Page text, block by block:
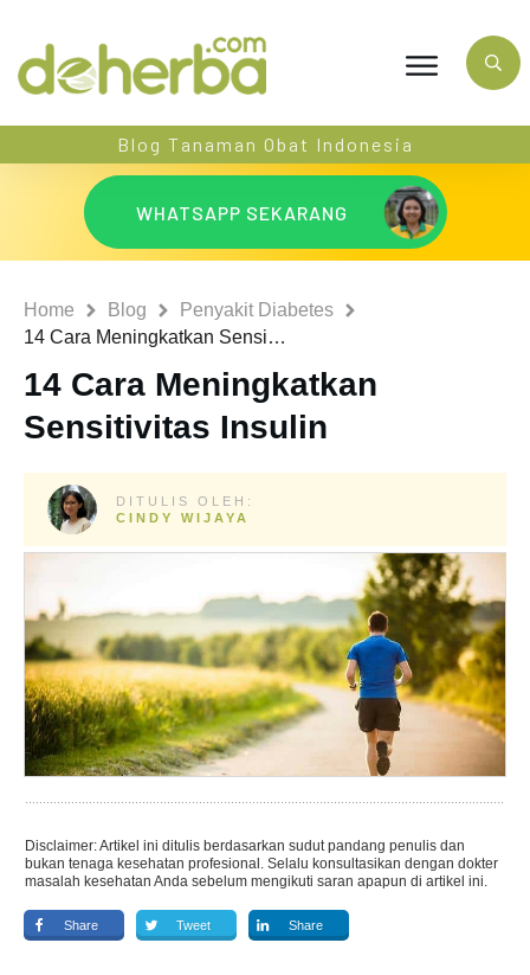
Blog Tanaman Obat Indonesia
WHATSAPP SEKARANG
Home Blog
Penyakit Diabetes
14 Cara Meningkatkan Sensitivitas Insulin
14 Cara Meningkatkan
Sensitivitas Insulin
DITULIS OLEH:
CINDY WIJAYA
Disclaimer: Artikel ini ditulis berdasarkan sudut pandang penulis dan
bukan tenaga kesehatan profesional. Selalu konsultasikan dengan dokter
masalah kesehatan Anda sebelum mengikuti saran apapun di artikel ini.
Share Tweet Share